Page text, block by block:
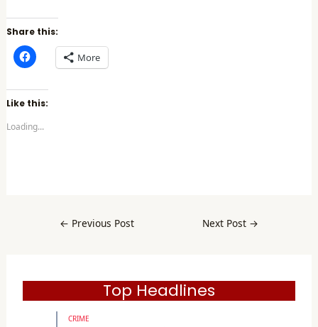
Share this:
C
l
k
t
o
h
e
s
More
Like this:
Loading...
← Previous Post Next Post →
Top Headlines
CRIME